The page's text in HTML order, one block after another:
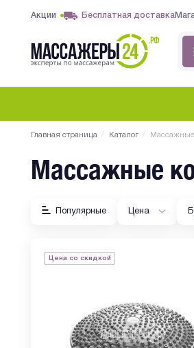
Акции Бесплатная доставка
Главная страница / Каталог / Массажные
Массажные
Популярные Цена
Цена со скидкой